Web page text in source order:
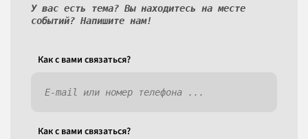
У вас есть тема? Вы находитесь на месте
событий? Напишите нам!
Как c вами связаться?
Как c вами связаться?